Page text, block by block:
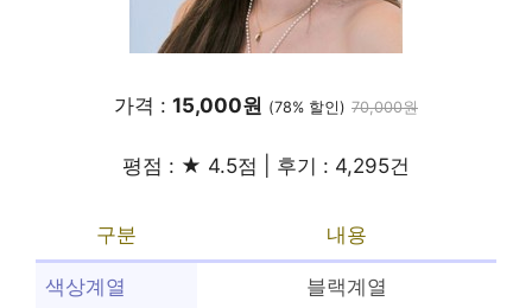
가격 : 15,000원 (78% 할인) 70,000원
평점 : ★ 4.5점 | 후기 : 4,295건
구분 내용
색상계열 블랙계열